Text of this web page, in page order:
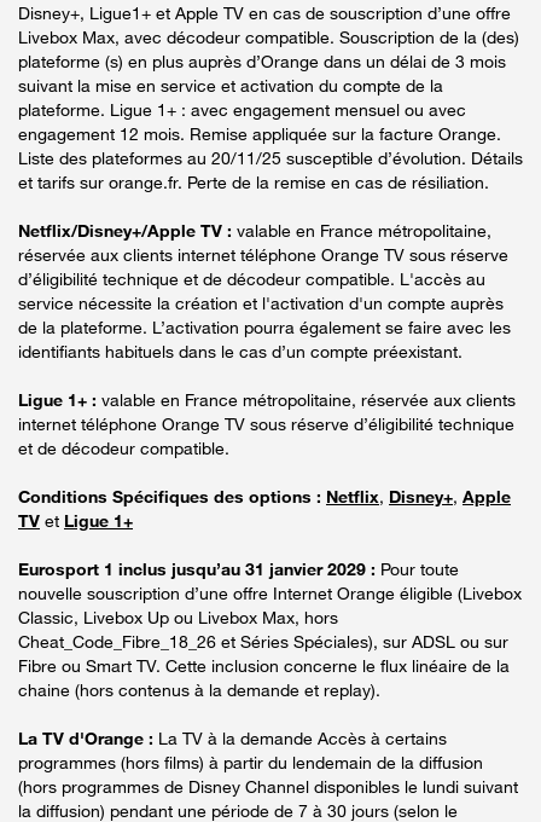
Disney+, Ligue1+ et Apple TV en cas de souscription d’une offre
Livebox Max, avec décodeur compatible. Souscription de la (des)
plateforme (s) en plus auprès d’Orange dans un délai de 3 mois
suivant la mise en service et activation du compte de la
plateforme. Ligue 1+ : avec engagement mensuel ou avec
engagement 12 mois. Remise appliquée sur la facture Orange.
Liste des plateformes au 20/11/25 susceptible d’évolution. Détails
et tarifs sur orange.fr. Perte de la remise en cas de résiliation.
Netflix/Disney+/Apple TV : valable en France métropolitaine,
réservée aux clients internet téléphone Orange TV sous réserve
d’éligibilité technique et de décodeur compatible. L'accès au
service nécessite la création et l'activation d'un compte auprès
de la plateforme. L’activation pourra également se faire avec les
identifiants habituels dans le cas d’un compte préexistant.
Ligue 1+ : valable en France métropolitaine, réservée aux clients
internet téléphone Orange TV sous réserve d’éligibilité technique
et de décodeur compatible.
Conditions Spécifiques des options : Netflix, Disney+, Apple
TV et Ligue 1+
Eurosport 1 inclus jusqu’au 31 janvier 2029 : Pour toute
nouvelle souscription d’une offre Internet Orange éligible (Livebox
Classic, Livebox Up ou Livebox Max, hors
Cheat_Code_Fibre_18_26 et Séries Spéciales), sur ADSL ou sur
Fibre ou Smart TV. Cette inclusion concerne le flux linéaire de la
chaine (hors contenus à la demande et replay).
La TV d'Orange : La TV à la demande Accès à certains
programmes (hors films) à partir du lendemain de la diffusion
(hors programmes de Disney Channel disponibles le lundi suivant
la diffusion) pendant une période de 7 à 30 jours (selon le